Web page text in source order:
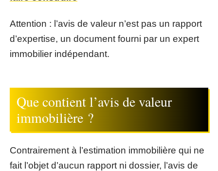
Attention : l’avis de valeur n’est pas un rapport
d’expertise, un document fourni par un expert
immobilier indépendant.
Que contient l’avis de valeur
immobilière ?
Contrairement à l’estimation immobilière qui ne
fait l’objet d’aucun rapport ni dossier, l’avis de